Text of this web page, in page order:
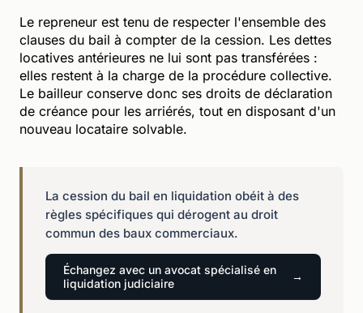
Le repreneur est tenu de respecter l'ensemble des
clauses du bail à compter de la cession. Les dettes
locatives antérieures ne lui sont pas transférées :
elles restent à la charge de la procédure collective.
Le bailleur conserve donc ses droits de déclaration
de créance pour les arriérés, tout en disposant d'un
nouveau locataire solvable.
La cession du bail en liquidation obéit à des
règles spécifiques qui dérogent au droit
commun des baux commerciaux.
Échangez avec un avocat spécialisé en
liquidation judiciaire